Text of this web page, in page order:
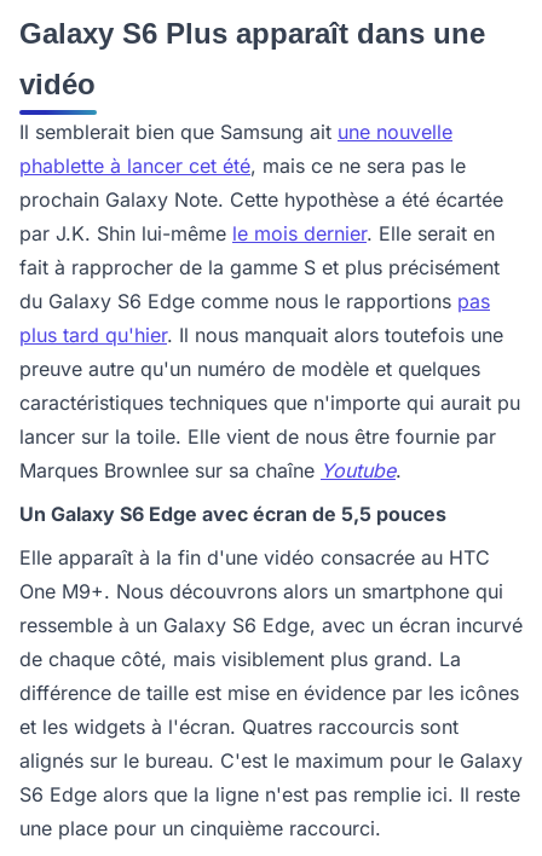
Galaxy S6 Plus apparaît dans une
vidéo
Il semblerait bien que Samsung ait une nouvelle
phablette à lancer cet été, mais ce ne sera pas le
prochain Galaxy Note. Cette hypothèse a été écartée
par J.K. Shin lui-même le mois dernier. Elle serait en
fait à rapprocher de la gamme S et plus précisément
du Galaxy S6 Edge comme nous le rapportions pas
plus tard qu'hier. Il nous manquait alors toutefois une
preuve autre qu'un numéro de modèle et quelques
caractéristiques techniques que n'importe qui aurait pu
lancer sur la toile. Elle vient de nous être fournie par
Marques Brownlee sur sa chaîne Youtube.
Un Galaxy S6 Edge avec écran de 5,5 pouces
Elle apparaît à la fin d'une vidéo consacrée au HTC
One M9+. Nous découvrons alors un smartphone qui
ressemble à un Galaxy S6 Edge, avec un écran incurvé
de chaque côté, mais visiblement plus grand. La
différence de taille est mise en évidence par les icônes
et les widgets à l'écran. Quatres raccourcis sont
alignés sur le bureau. C'est le maximum pour le Galaxy
S6 Edge alors que la ligne n'est pas remplie ici. Il reste
une place pour un cinquième raccourci.